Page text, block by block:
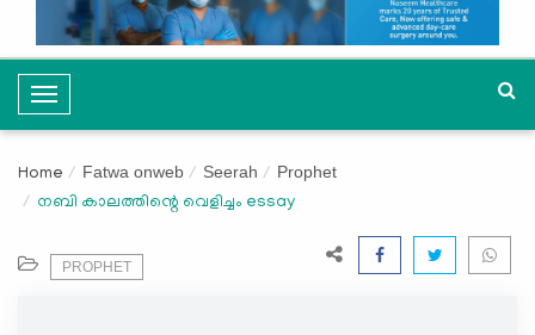
T
o
g
l
Home Fatwa onweb Seerah Prophet
നബി കാലത്തിന്റെ വെളിച്ചം essay
PROPHET